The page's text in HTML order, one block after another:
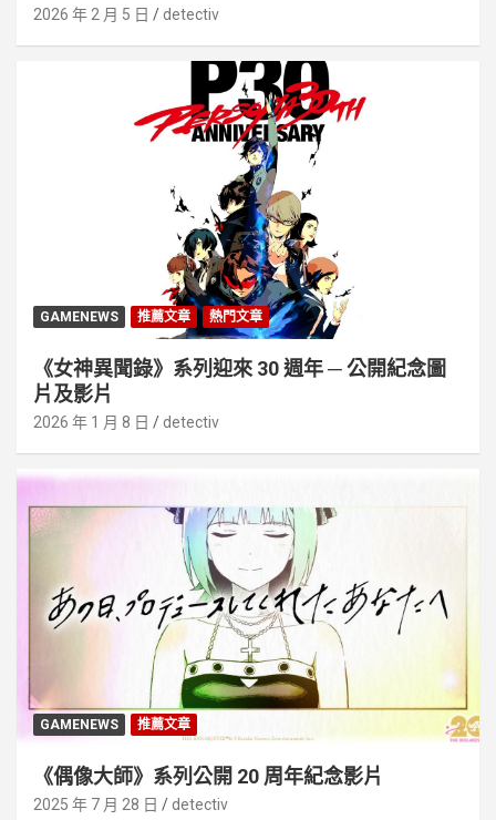
2026 年 2 月 5 日 detectiv
GAMENEWS 推薦文章 熱門文章
《女神異聞錄》系列迎來 30 週年 ─ 公開紀念圖
片及影片
2026 年 1 月 8 日 detectiv
GAMENEWS 推薦文章
《偶像大師》系列公開 20 周年紀念影片
2025 年 7 月 28 日 detectiv